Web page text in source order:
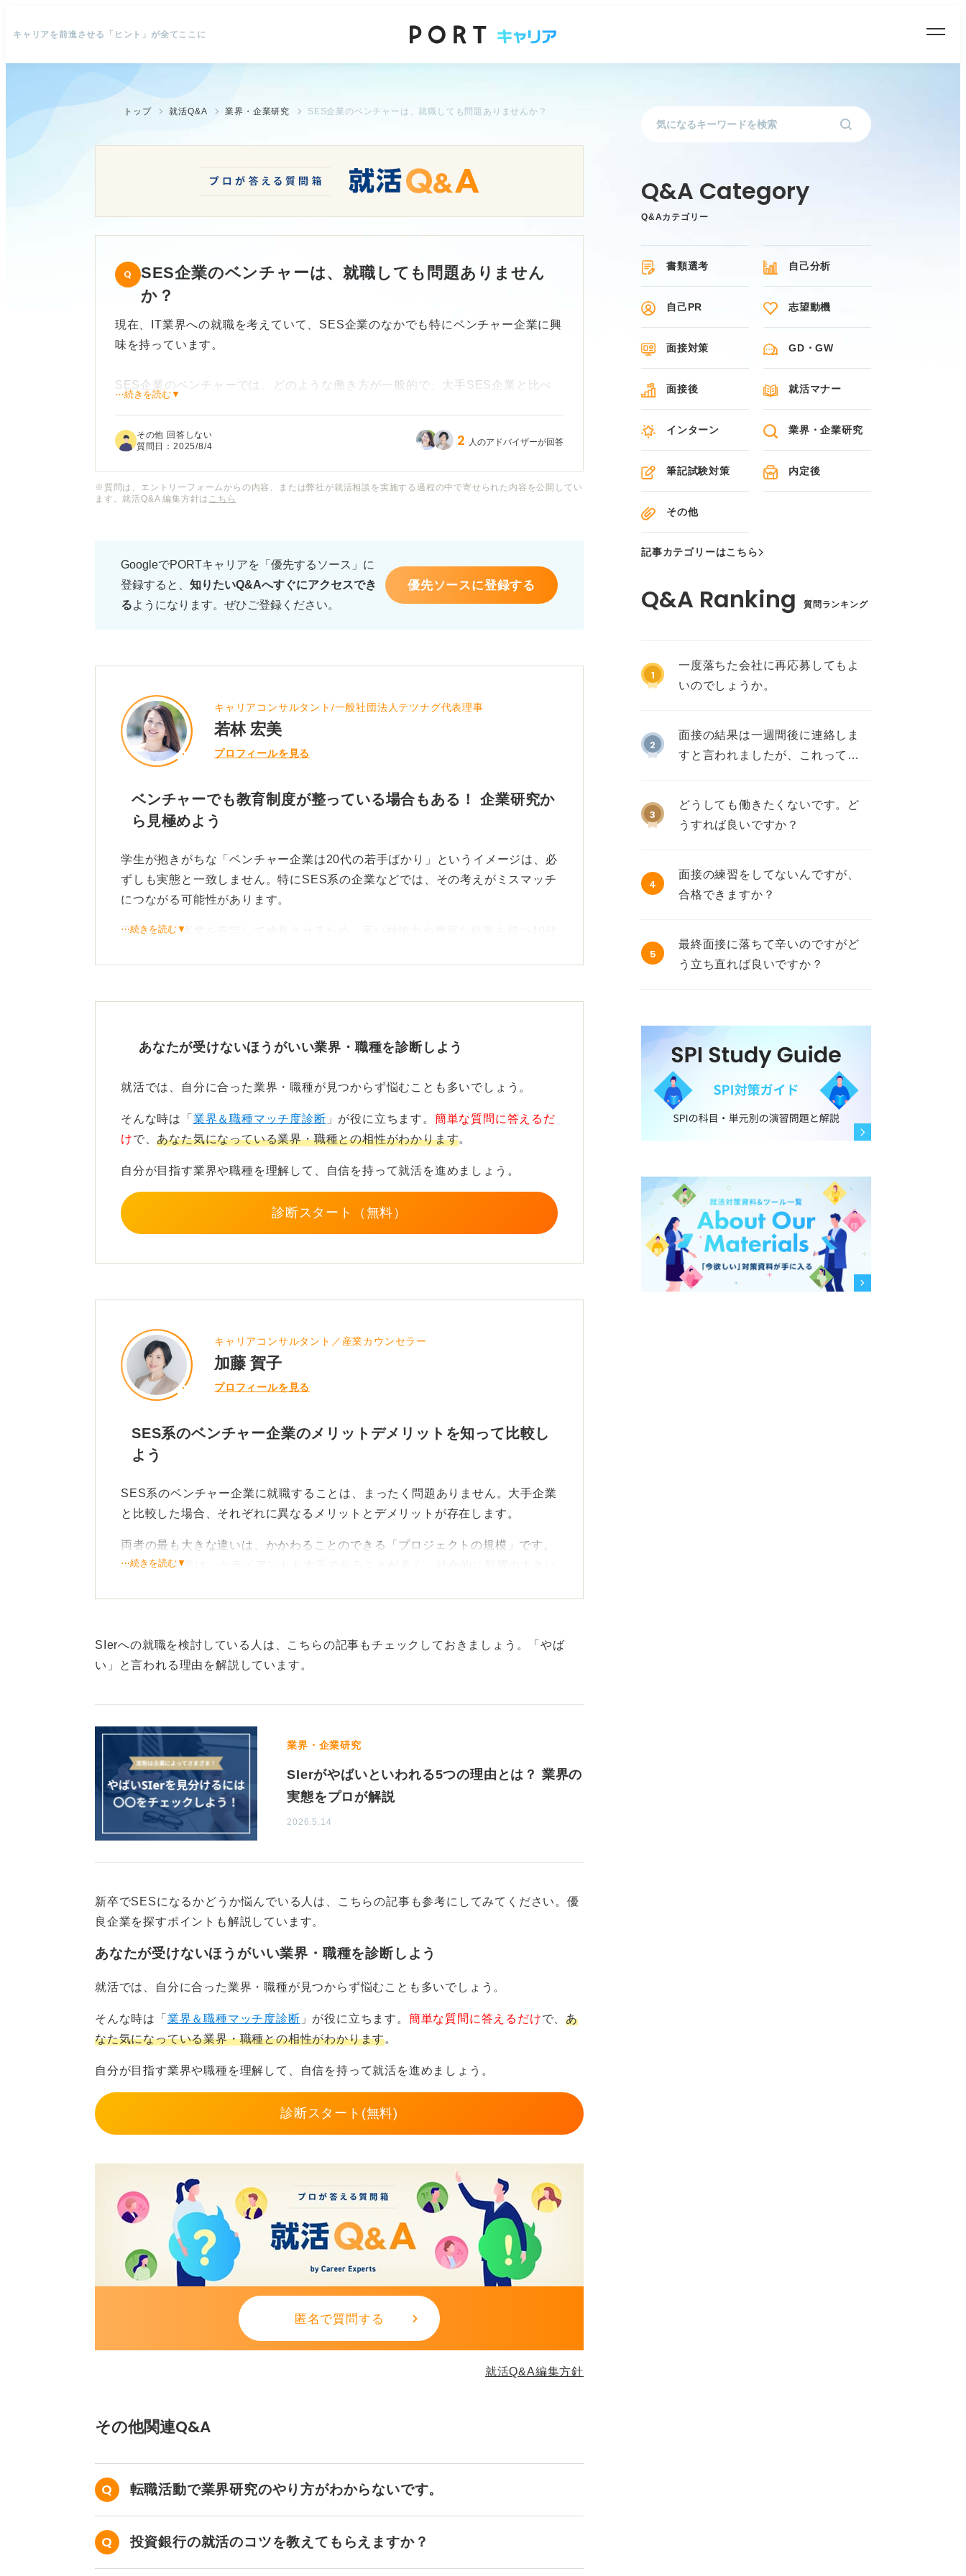
キャリアを前進させる「ヒント」が全てここに
トップ 就活Q&A 業界・企業研究 SES企業のベンチャーは、就職しても問題ありませんか？
SES企業のベンチャーは、就職しても問題ありません
か？
現在、IT業界への就職を考えていて、SES企業のなかでも特にベンチャー企業に興
味を持っています。
SES企業のベンチャーでは、どのような働き方が一般的で、大手SES企業と比べ
ベンチャー企業ならではの成長スピードや、若いうちから裁量を持って働ける点に
SES企業のベンチャーで働くことのメリット・デメリットや、具体的な仕事内容、
また、未経験から挑戦する場合に必要な準備や意識しておくべきことについてもア
ドバイスをいただけると嬉しいです。
⋯続きを読む▼
その他 回答しない
質問日：2025/8/4 2 人のアドバイザーが回答
※質問は、エントリーフォームからの内容、または弊社が就活相談を実施する過程の中で寄せられた内容を公開してい
ます。就活Q&A 編集方針は こちら
GoogleでPORTキャリアを「優先するソース」に
登録すると、 知りたいQ&Aへすぐにアクセスでき
るようになります。ぜひご登録ください。
優先ソースに登録する
キャリアコンサルタント/一般社団法人テツナグ代表理事
若林 宏美
プロフィールを見る
ベンチャーでも教育制度が整っている場合もある！ 企業研究か
ら見極めよう
学生が抱きがちな「ベンチャー企業は20代の若手ばかり」というイメージは、必
ずしも実態と一致しません。特にSES系の企業などでは、その考えがミスマッチ
につながる可能性があります。
実際には、事業を安定して成長させるため、高い技術力や豊富な顧客を持つ40代
また、大企業の関連会社として設立されたベンチャーなどでは、親会社からの移
こうした企業では、経験豊富な社員が多いために、予想に反して教育制度がしっ
ベンチャーという言葉に惑わされず本質を見ることが大切！
れたのか、そしてどのような質のクライアントと取り引きがあるかといった点を
確認することが重要です。
「ベンチャー」という響きだけで選ぶのではなく、実態をしっかり見極めない
いなおすことも大切です。
⋯続きを読む▼
あなたが受けないほうがいい業界・職種を診断しよう
就活では、自分に合った業界・職種が見つからず悩むことも多いでしょう。
そんな時は「 業界＆職種マッチ度診断 」が役に立ちます。 簡単な質問に答えるだ
けで、あなた気になっている業界・職種との相性がわかります。
自分が目指す業界や職種を理解して、自信を持って就活を進めましょう。
診断スタート（無料）
キャリアコンサルタント／産業カウンセラー
加藤 賀子
プロフィールを見る
SES系のベンチャー企業のメリットデメリットを知って比較し
よう
SES系のベンチャー企業に就職することは、まったく問題ありません。大手企業
と比較した場合、それぞれに異なるメリットとデメリットが存在します。
両者の最も大きな違いは、かかわることのできる「プロジェクトの規模」です。
大手SES企業は、クライアントも大手であることが多く、社会的に影響の大きい
クトの規模は小さくなる傾向にあるでしょう。
自分に合う成長環境がどちらなのかをしっかりと理解して選択しよう
こなうことが多いというメリットも存在します。大手企業のような画一的な研修
ではなく、個々のスキルや成長に合わせた、よりパーソナルなサポートが期待で
きる場合があるのです。
したがって、大手かベンチャーかの選択は、「大規模プロジェクトで経験を積み
たい」のか、「手厚いサポートのもとで着実に技術を身に付けたい」のか、自身
0
⋯続きを読む▼
SIerへの就職を検討している人は、こちらの記事もチェックしておきましょう。「やば
い」と言われる理由を解説しています。
業界・企業研究
SIerがやばいといわれる5つの理由とは？ 業界の
実態をプロが解説
2026.5.14
新卒でSESになるかどうか悩んでいる人は、こちらの記事も参考にしてみてください。優
良企業を探すポイントも解説しています。
あなたが受けないほうがいい業界・職種を診断しよう
就活では、自分に合った業界・職種が見つからず悩むことも多いでしょう。
そんな時は「 業界＆職種マッチ度診断 」が役に立ちます。 簡単な質問に答えるだけで、あ
なた気になっている業界・職種との相性がわかります。
自分が目指す業界や職種を理解して、自信を持って就活を進めましょう。
診断スタート(無料)
匿名で質問する
就活Q&A編集方針
その他関連Q&A
転職活動で業界研究のやり方がわからないです。
投資銀行の就活のコツを教えてもらえますか？
Q&Aカテゴリー
書類選考 自己分析
自己PR 志望動機
面接対策 GD・GW
面接後 就活マナー
インターン 業界・企業研究
筆記試験対策 内定後
その他
記事カテゴリーはこちら
質問ランキング
1
一度落ちた会社に再応募してもよ
いのでしょうか。
2
面接の結果は一週間後に連絡しま
すと言われましたが、これって不
3
どうしても働きたくないです。ど
うすれば良いですか？
4
面接の練習をしてないんですが、
合格できますか？
5
最終面接に落ちて辛いのですがど
う立ち直れば良いですか？